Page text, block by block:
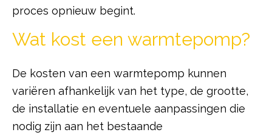
proces opnieuw begint.
Wat kost een warmtepomp?
De kosten van een warmtepomp kunnen
variëren afhankelijk van het type, de grootte,
de installatie en eventuele aanpassingen die
nodig zijn aan het bestaande